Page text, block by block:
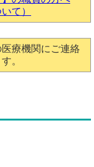
て）
療機関にご連絡
。